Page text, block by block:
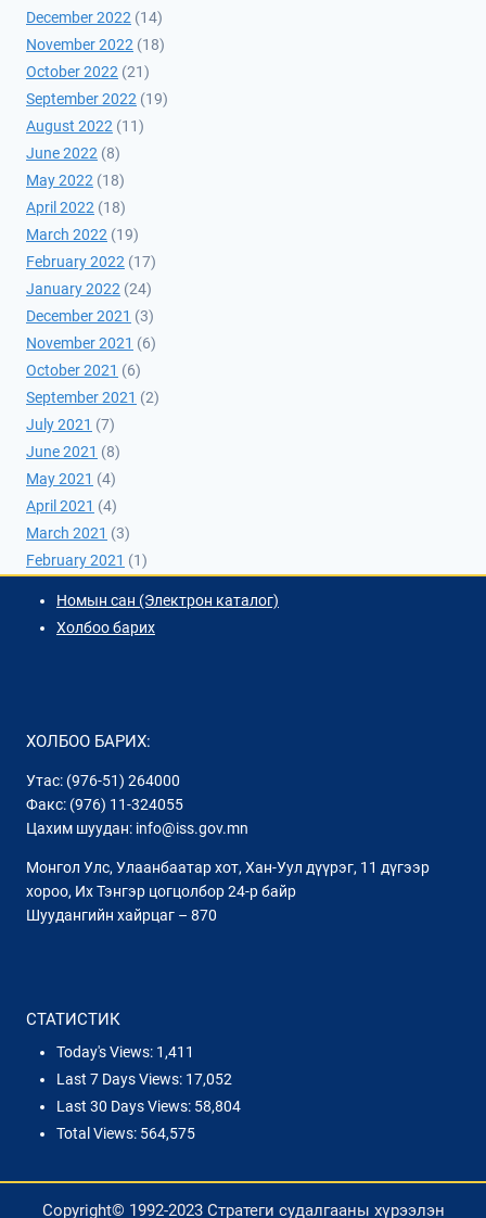
December 2022 (14)
November 2022 (18)
October 2022 (21)
September 2022 (19)
August 2022 (11)
June 2022 (8)
May 2022 (18)
April 2022 (18)
March 2022 (19)
February 2022 (17)
January 2022 (24)
December 2021 (3)
November 2021 (6)
October 2021 (6)
September 2021 (2)
July 2021 (7)
June 2021 (8)
May 2021 (4)
April 2021 (4)
March 2021 (3)
February 2021 (1)
Номын сан (Электрон каталог)
Холбоо барих
ХОЛБОО БАРИХ:
Утас: (976-51) 264000
Факс: (976) 11-324055
Цахим шуудан: info@iss.gov.mn
Монгол Улс, Улаанбаатар хот, Хан-Уул дүүрэг, 11 дүгээр
хороо, Их Тэнгэр цогцолбор 24-р байр
Шуудангийн хайрцаг – 870
СТАТИСТИК
Today's Views: 1,411
Last 7 Days Views: 17,052
Last 30 Days Views: 58,804
Total Views: 564,575
Copyright© 1992-2023 Стратеги судалгааны хүрээлэн